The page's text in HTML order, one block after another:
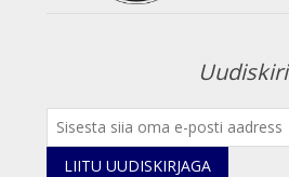
Uudiskiri
LIITU UUDISKIRJAGA